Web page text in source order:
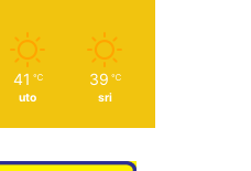
41 ℃
uto
39 ℃
sri